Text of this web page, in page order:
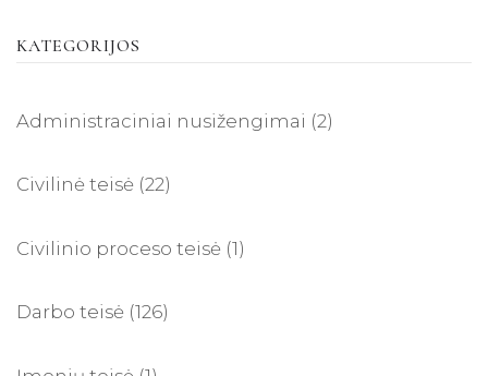
KATEGORIJOS
Administraciniai nusižengimai (2)
Civilinė teisė (22)
Civilinio proceso teisė (1)
Darbo teisė (126)